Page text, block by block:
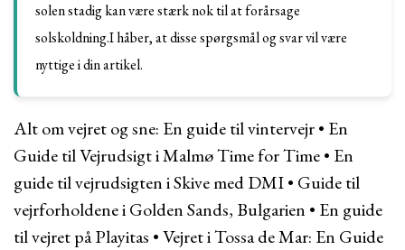
solen stadig kan være stærk nok til at forårsage
solskoldning.I håber, at disse spørgsmål og svar vil være
nyttige i din artikel.
Alt om vejret og sne: En guide til vintervejr• En
Guide til Vejrudsigt i Malmø Time for Time• En
guide til vejrudsigten i Skive med DMI• Guide til
vejrforholdene i Golden Sands, Bulgarien • En guide
til vejret på Playitas •Vejret i Tossa de Mar: En Guide